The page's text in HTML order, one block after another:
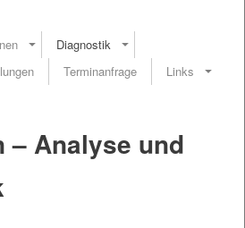
Diagnostik
Terminanfrage Links
– Analyse und